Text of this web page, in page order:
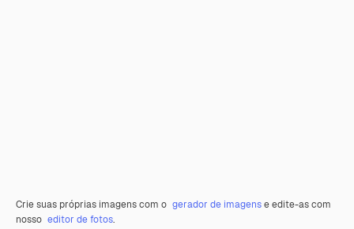
Crie suas próprias imagens com o gerador de imagense edite-as com
nosso editor de fotos.